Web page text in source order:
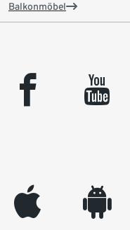
Balkonmöbel
facebook youtube
appleinc android